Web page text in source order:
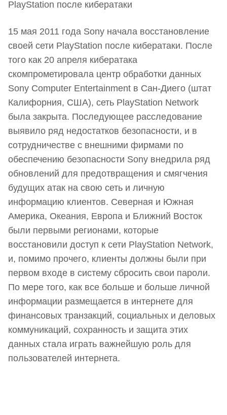
15 мая 2011 года Sony начала восстановление
своей сети PlayStation после кибератаки. После
того как 20 апреля кибератака
скомпрометировала центр обработки данных
Sony Computer Entertainment в Сан-Диего (штат
Калифорния, США), сеть PlayStation Network
была закрыта. Последующее расследование
выявило ряд недостатков безопасности, и в
сотрудничестве с внешними фирмами по
обеспечению безопасности Sony внедрила ряд
обновлений для предотвращения и смягчения
будущих атак на свою сеть и личную
информацию клиентов. Северная и Южная
Америка, Океания, Европа и Ближний Восток
были первыми регионами, которые
восстановили доступ к сети PlayStation Network,
и, помимо прочего, клиенты должны были при
первом входе в систему сбросить свои пароли.
По мере того, как все больше и больше личной
информации размещается в интернете для
финансовых транзакций, социальных и деловых
коммуникаций, сохранность и защита этих
данных стала играть важнейшую роль для
пользователей интернета.